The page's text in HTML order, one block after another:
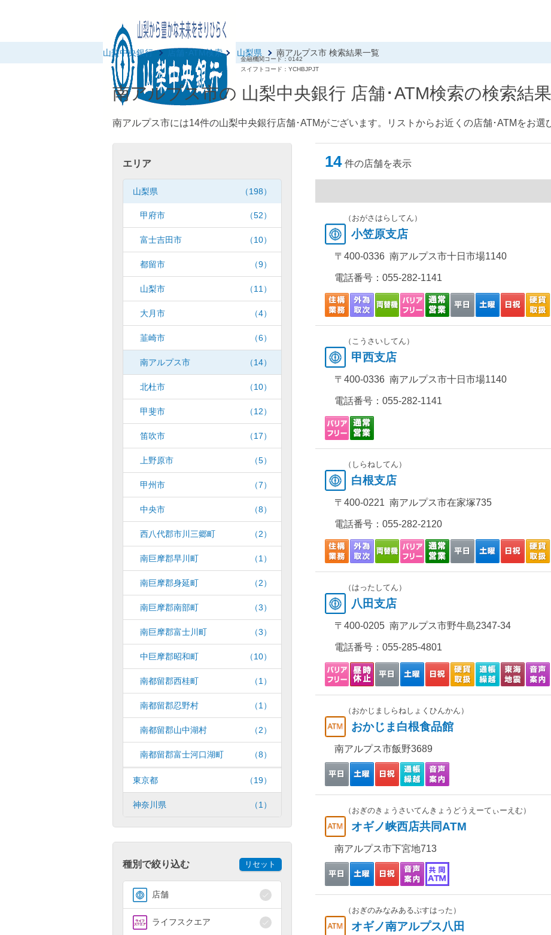
金融機関コード：0142
スイフトコード：YCHBJPJT
山梨中央銀行 店舗･ATM検索 山梨県 南アルプス市 検索結果一覧
南アルプス市の 山梨中央銀行 店舗･ATM検索の検索結果
南アルプス市には14件の山梨中央銀行店舗･ATMがございます。リストからお近くの店舗･ATMをお選
エリア
山梨県 （198）
甲府市 （52）
富士吉田市 （10）
都留市 （9）
山梨市 （11）
大月市 （4）
韮崎市 （6）
南アルプス市 （14）
北杜市 （10）
甲斐市 （12）
笛吹市 （17）
上野原市 （5）
甲州市 （7）
中央市 （8）
西八代郡市川三郷町 （2）
南巨摩郡早川町 （1）
南巨摩郡身延町 （2）
南巨摩郡南部町 （3）
南巨摩郡富士川町 （3）
中巨摩郡昭和町 （10）
南都留郡西桂町 （1）
南都留郡忍野村 （1）
南都留郡山中湖村 （2）
南都留郡富士河口湖町 （8）
東京都 （19）
神奈川県 （1）
種別で絞り込む リセット
店舗
ライフスクエア
14 件の店舗を表示
（おがさはらしてん）
小笠原支店
〒400-0336 南アルプス市十日市場1140
電話番号： 055-282-1141
（こうさいしてん）
甲西支店
〒400-0336 南アルプス市十日市場1140
電話番号： 055-282-1141
（しらねしてん）
白根支店
〒400-0221 南アルプス市在家塚735
電話番号： 055-282-2120
（はったしてん）
八田支店
〒400-0205 南アルプス市野牛島2347-34
電話番号： 055-285-4801
（おかじましらねしょくひんかん）
おかじま白根食品館
南アルプス市飯野3689
（おぎのきょうさいてんきょうどうえーてぃーえむ）
オギノ峡西店共同ATM
南アルプス市下宮地713
（おぎのみなみあるぷすはった）
オギノ南アルプス八田